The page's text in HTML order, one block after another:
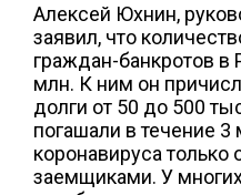
Алексей Юхнин,
заявил, что
граждан-банкротов в
млн. К ним он
долги от 50 до 500
погашали в течение
коронавируса
заемщиками. У